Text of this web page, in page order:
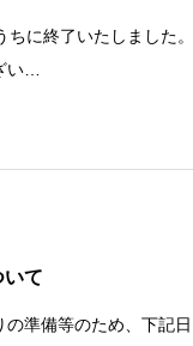
に終了いたしました。
い…
いて
準備等のため、下記日